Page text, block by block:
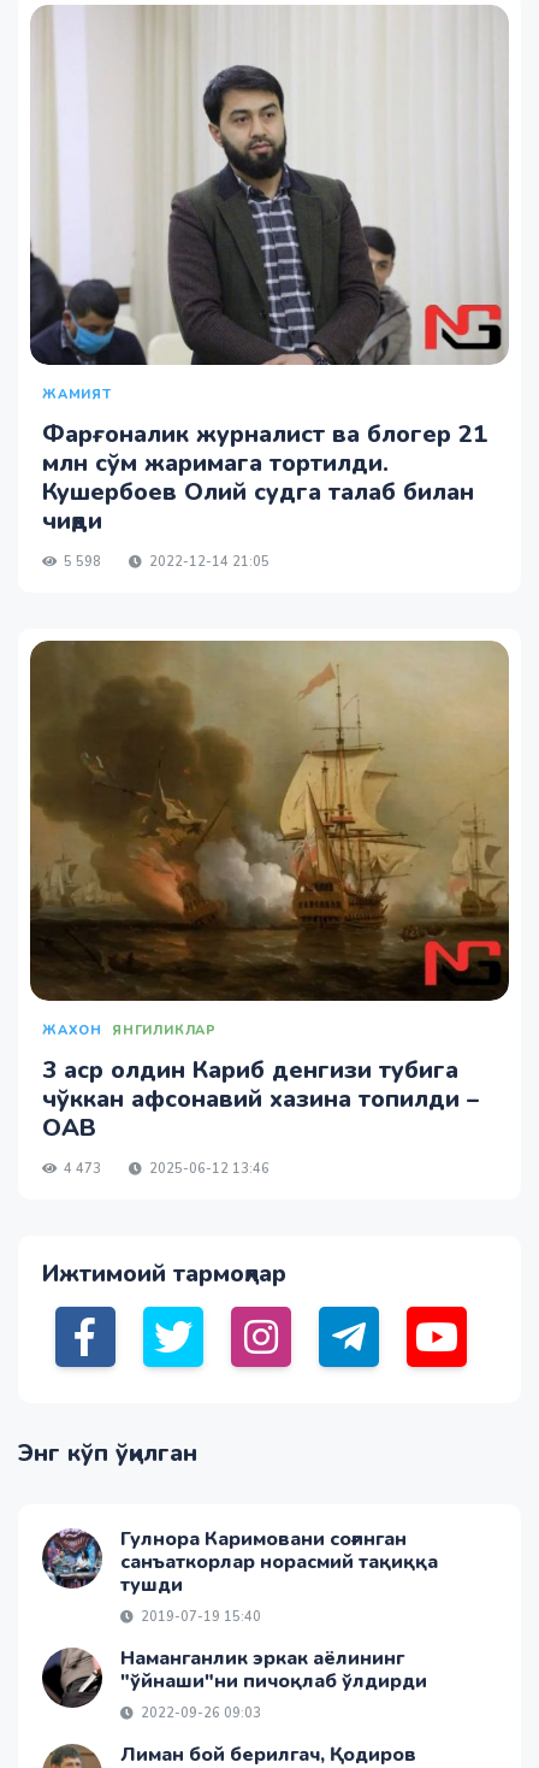
ЖАМИЯТ
Фарғоналик журналист ва блогер 21
млн сўм жаримага тортилди.
Кушербоев Олий судга талаб билан
чиқди
5 598 2022-12-14 21:05
ЖАХОН ЯНГИЛИКЛАР
3 аср олдин Кариб денгизи тубига
чўккан афсонавий хазина топилди –
ОАВ
4 473 2025-06-12 13:46
Ижтимоий тармоқлар
Энг кўп ўқилган
Гулнора Каримовани соғинган
санъаткорлар норасмий тақиққа
тушди
2019-07-19 15:40
Наманганлик эркак аёлининг
"ўйнаши"ни пичоқлаб ўлдирди
2022-09-26 09:03
Лиман бой берилгач, Қодиров